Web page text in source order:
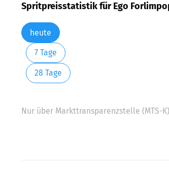
Spritpreisstatistik für Ego
heute
7 Tage
28 Tage
Nur über Markttransparenzstelle (MTS-